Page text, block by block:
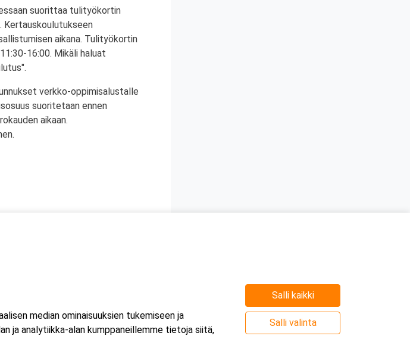
suorittaa tulityökortin
Kertauskoulutukseen
aikana. Tulityökortin
16:00. Mikäli haluat
verkko-oppimisalustalle
suoritetaan ennen
aikaan.
myös Norjassa ja
myönnetty kortti ei ole
median ominaisuuksien tukemiseen ja
ja analytiikka-alan kumppaneillemme tietoja siitä,
Salli kaikki
Salli valinta